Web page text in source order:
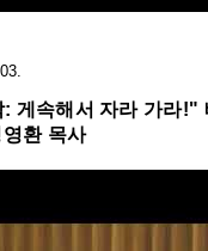
게속해서 자라 가라!"
환 목사